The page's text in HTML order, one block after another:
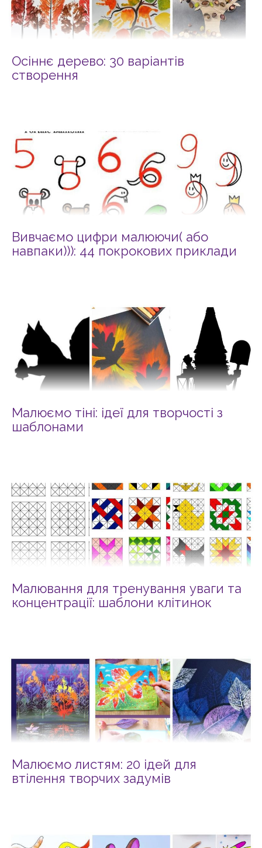
Осіннє дерево: 30 варіантів
створення
Вивчаємо цифри малюючи( або
навпаки))): 44 покрокових приклади
Малюємо тіні: ідеї для творчості з
шаблонами
Малювання для тренування уваги та
концентрації: шаблони клітинок
Малюємо листям: 20 ідей для
втілення творчих задумів